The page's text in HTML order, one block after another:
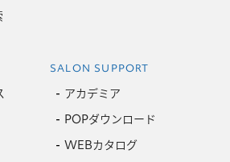
SALON SUPPORT
アカデミア
POPダウンロード
WEBカタログ